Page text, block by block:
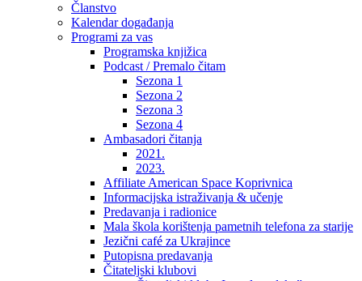
Članstvo
Kalendar događanja
Programi za vas
Programska knjižica
Podcast / Premalo čitam
Sezona 1
Sezona 2
Sezona 3
Sezona 4
Ambasadori čitanja
2021.
2023.
Affiliate American Space Koprivnica
Informacijska istraživanja & učenje
Predavanja i radionice
Mala škola korištenja pametnih telefona za starije
Jezični café za Ukrajince
Putopisna predavanja
Čitateljski klubovi